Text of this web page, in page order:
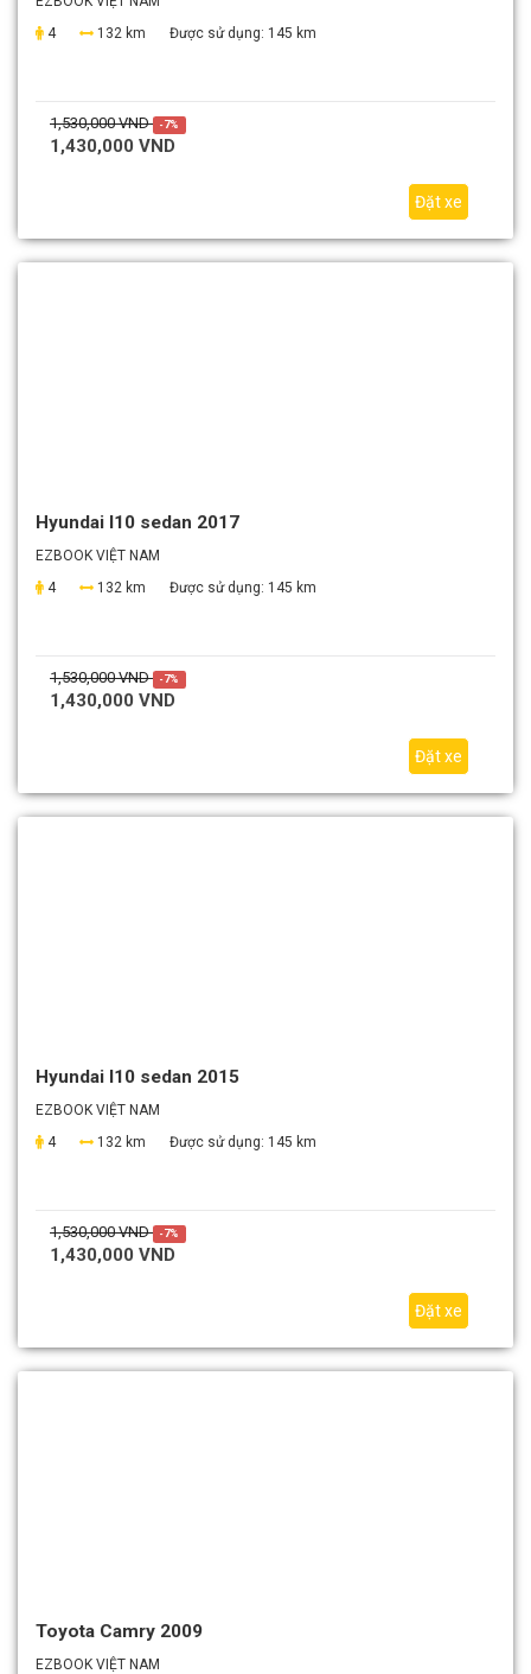
4
132 km Được sử dụng: 145 km
1,530,000 VND -7%
1,430,000 VND
Đặt xe
Hyundai I10 sedan 2017
EZBOOK VIỆT NAM
4
132 km Được sử dụng: 145 km
1,530,000 VND -7%
1,430,000 VND
Đặt xe
Hyundai I10 sedan 2015
EZBOOK VIỆT NAM
4
132 km Được sử dụng: 145 km
1,530,000 VND -7%
1,430,000 VND
Đặt xe
Toyota Camry 2009
EZBOOK VIỆT NAM